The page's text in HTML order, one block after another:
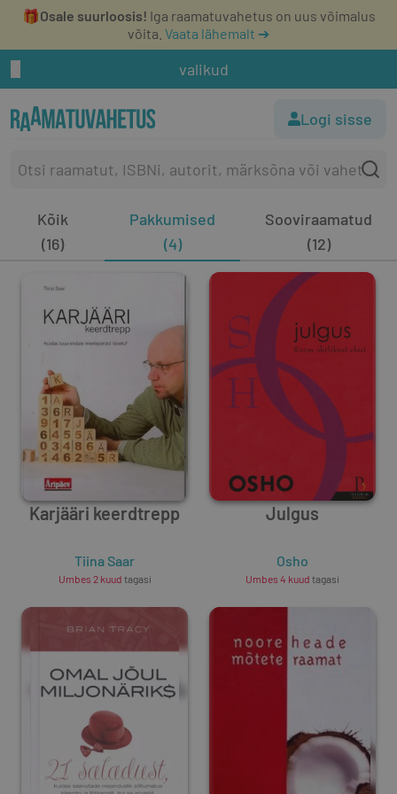
🎁Osale suurloosis! Iga raamatuvahetus on uus võimalus
võita. Vaata lähemalt ➔
valikud
Logi sisse
Kõik
(16)
Pakkumised
(4)
Sooviraamatud
(12)
Karjääri keerdtrepp
Tiina Saar
Umbes 2 kuud tagasi
Julgus
Osho
Umbes 4 kuud tagasi